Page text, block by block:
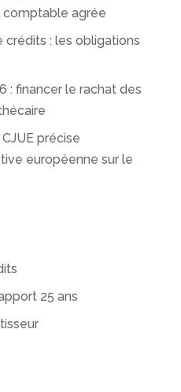
comptable agrée
crédits : les obligations
: financer le rachat des
précise
européenne sur le
25 ans